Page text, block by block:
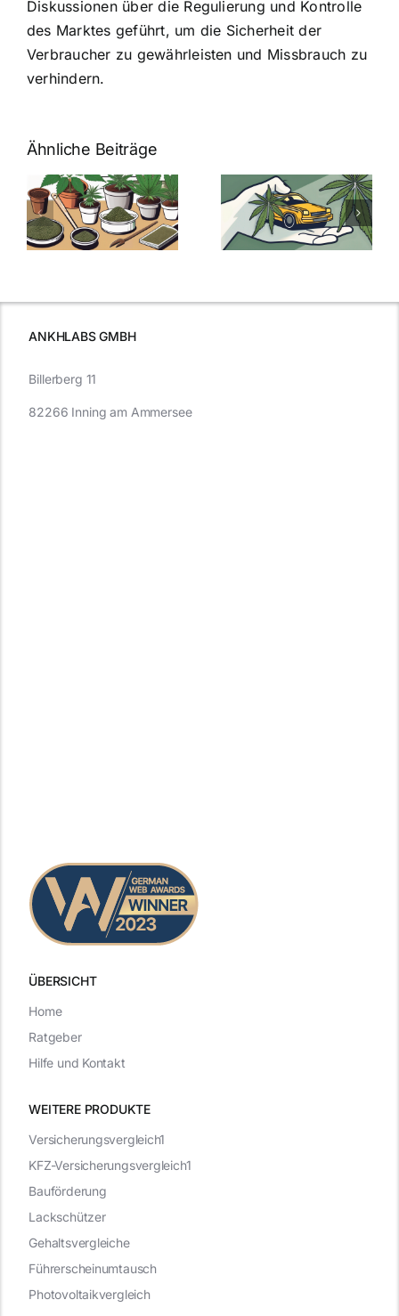
Diskussionen über die Regulierung und Kontrolle
des Marktes geführt, um die Sicherheit der
Verbraucher zu gewährleisten und Missbrauch zu
verhindern.
Ähnliche Beiträge
Neue THC-
Grenzwert-
Regelung:
Was Sie über
Cannabis und
müssen
Cannabis
Samen
kaufen: Alles
was Sie
ANKHLABS GMBH
ÜBERSICHT
WEITERE PRODUKTE
Billerberg 11
82266 Inning am Ammersee
Versicherungsvergleich1
KFZ-Versicherungsvergleich1
Bauförderung
Lackschützer
Gehaltsvergleiche
Führerscheinumtausch
Photovoltaikvergleich
Home
Ratgeber
Hilfe und Kontakt